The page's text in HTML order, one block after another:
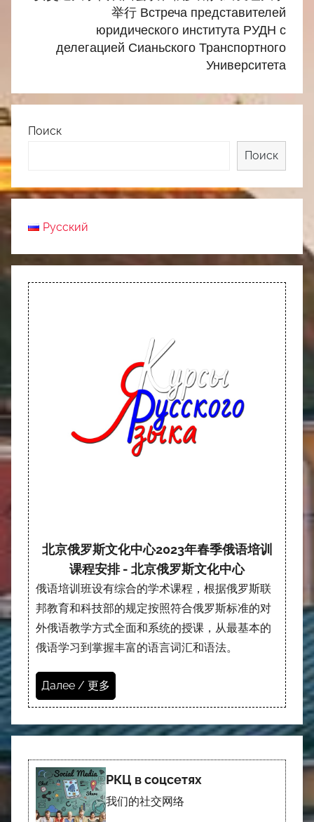
举行 Встреча представителей
юридического института РУДН с
делегацией Сианьского Транспортного
Университета
Поиск
Поиск
Русский
北京俄罗斯文化中心2023年春季俄语培训
课程安排 - 北京俄罗斯文化中心
俄语培训班设有综合的学术课程，根据俄罗斯联
邦教育和科技部的规定按照符合俄罗斯标准的对
外俄语教学方式全面和系统的授课，从最基本的
俄语学习到掌握丰富的语言词汇和语法。
Далее / 更多
РКЦ в соцсетях
我们的社交网络